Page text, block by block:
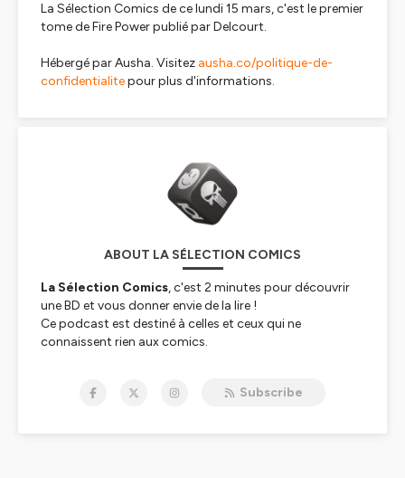
La Sélection Comics de ce lundi 15 mars, c'est le premier
tome de Fire Power publié par Delcourt.
Hébergé par Ausha. Visitez ausha.co/politique-de-
confidentialitepour plus d'informations.
ABOUT LA SÉLECTION COMICS
La Sélection Comics, c'est 2 minutes pour découvrir
une BD et vous donner envie de la lire !
Ce podcast est destiné à celles et ceux qui ne
connaissent rien aux comics.
confidentialite
pour plus d'informations.
Subscribe